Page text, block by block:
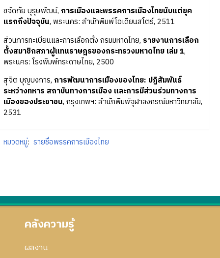
ขจัดภัย บุรุษพัฒน์, การเมืองและพรรคการเมืองไทยนับแต่ยุค
แรกถึงปัจจุบัน, พระนคร: สำนักพิมพ์โอเดียนสโตร์, 2511
ส่วนการทะเบียนและการเลือกตั้ง กรมมหาดไทย, รายงานการเลือก
ตั้งสมาชิกสภาผู้แทนราษฎรของกระทรวงมหาดไทย เล่ม 1,
พระนคร: โรงพิมพ์กระดาษไทย, 2500
สุจิต บุญบงการ, การพัฒนาการเมืองของไทย: ปฏิสัมพันธ์
ระหว่างทหาร สถาบันทางการเมือง และการมีส่วนร่วมทางการ
เมืองของประชาชน, กรุงเทพฯ: สำนักพิมพ์จุฬาลงกรณ์มหาวิทยาลัย,
2531
หมวดหมู่: รายชื่อพรรคการเมืองไทย
คลังความรู้
ผลงาน